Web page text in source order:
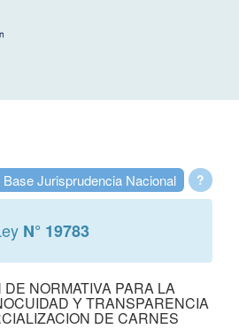
?
Base Jurisprudencia Nacional
N° 19783
NORMATIVA PARA LA
Y TRANSPARENCIA
DE CARNES